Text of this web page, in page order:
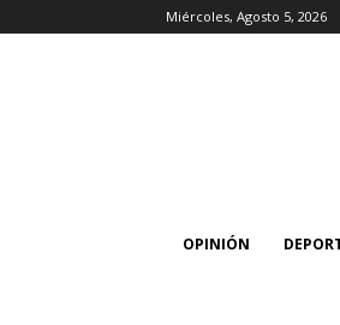
Miércoles, Agosto 5, 2026
OPINIÓN